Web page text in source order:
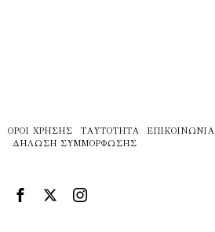
ΌΡΟΙ ΧΡΉΣΗΣ ΤΑΥΤΌΤΗΤΑ
ΕΠΙΚΟΙΝΩΝΊΑ
ΔΉΛΩΣΗ ΣΥΜΜΌΡΦΩΣΗΣ